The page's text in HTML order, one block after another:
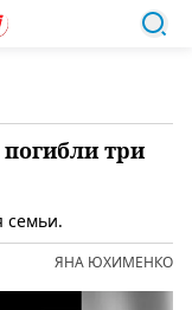
три
семьи.
ЯНА ЮХИМЕНКО